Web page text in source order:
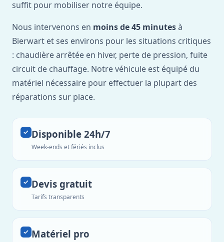
suffit pour mobiliser notre équipe.
Nous intervenons en moins de 45 minutesà
Bierwart et ses environs pour les situations critiques
: chaudière arrêtée en hiver, perte de pression, fuite
circuit de chauffage. Notre véhicule est équipé du
matériel nécessaire pour effectuer la plupart des
réparations sur place.
Disponible 24h/7
Week-ends et fériés inclus
Devis gratuit
Tarifs transparents
Matériel pro